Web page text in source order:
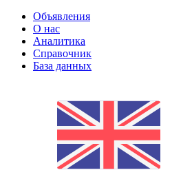
Объявления
О нас
Аналитика
Справочник
База данных